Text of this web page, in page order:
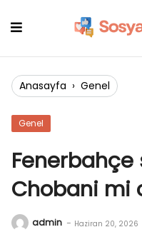
Anasayfa › Genel
Genel
Chobani mi
admin - Haziran 20, 2026